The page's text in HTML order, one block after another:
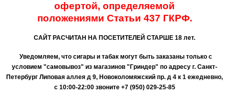
офертой, определяемой
положениями Статьи 437 ГКРФ.
САЙТ РАСЧИТАН НА ПОСЕТИТЕЛЕЙ СТАРШЕ 18 лет.
Уведомляем, что сигары и табак могут быть заказаны только с
условием "самовывоз" из магазинов "Гриндер" по адресу г. Санкт-
Петербург Липовая аллея д 9, Новоколомяжский пр. д 4 к 1 ежедневно,
с 10:00-22:00 звоните +7 (950) 029-25-85